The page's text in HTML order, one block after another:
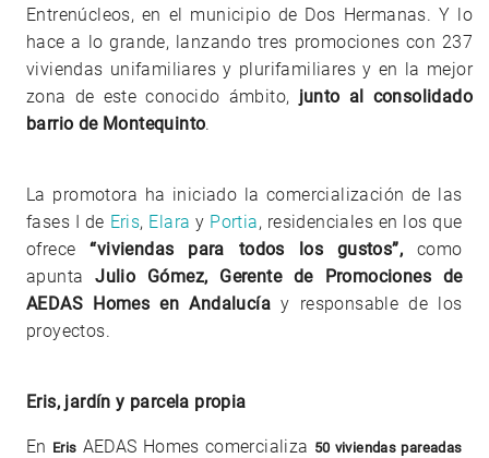
Entrenúcleos, en el municipio de Dos Hermanas. Y lo
hace a lo grande, lanzando tres promociones con 237
viviendas unifamiliares y plurifamiliares y en la mejor
zona de este conocido ámbito, junto al consolidado
barrio de Montequinto.
La promotora ha iniciado la comercialización de las
fases I de Eris, Elara y Portia, residenciales en los que
ofrece“viviendas para todos los gustos”, como
apuntaJulio Gómez, Gerente de Promociones de
AEDAS Homes en Andalucía y responsable de los
proyectos.
Eris, jardín y parcela propia
En Eris AEDAS Homes comercializa 50 viviendas pareadas